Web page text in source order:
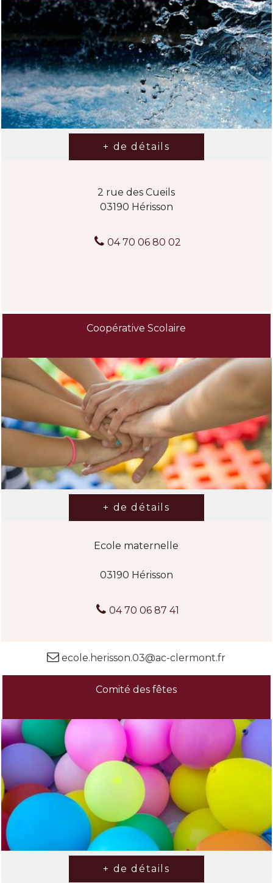
2 rue des Cueils
03190 Hérisson
04 70 06 80 02
Coopérative Scolaire
Ecole maternelle
03190 Hérisson
04 70 06 87 41
ecole.herisson.03@ac-clermont.fr
Comité des fêtes